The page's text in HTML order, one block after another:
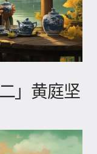
」黄庭坚